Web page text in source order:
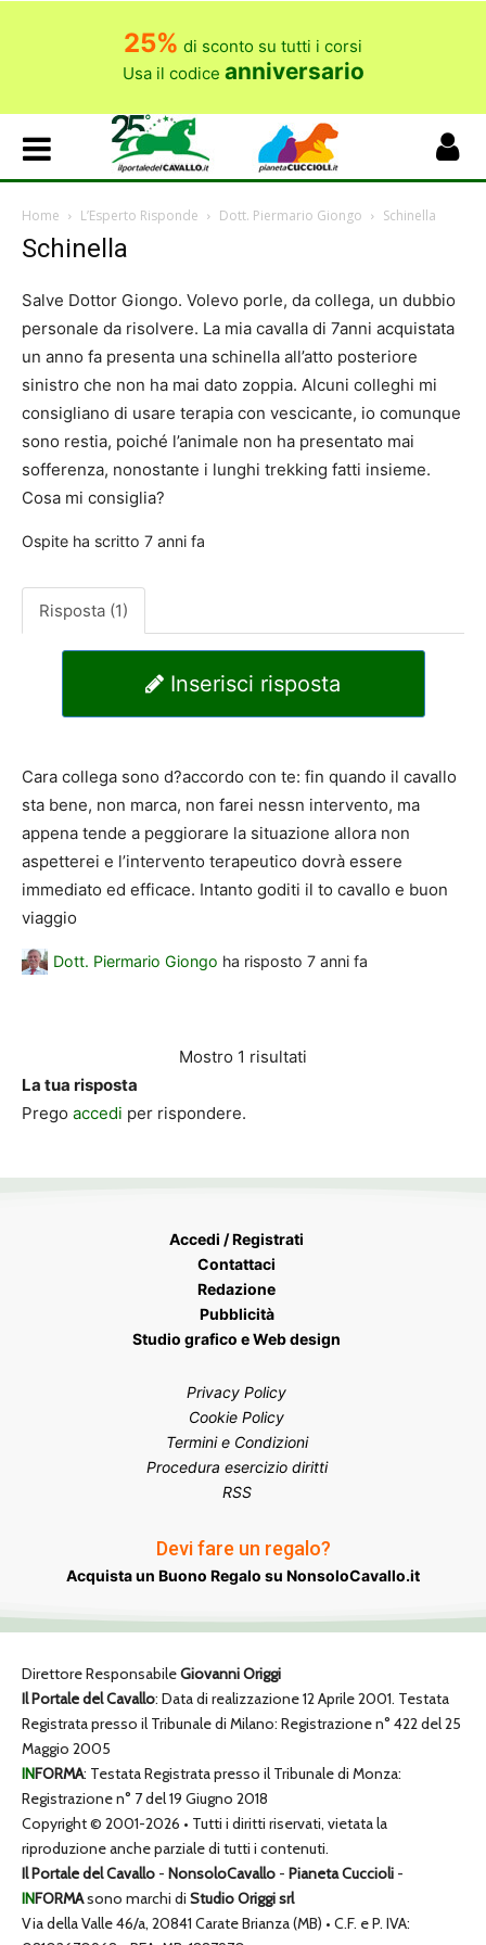
25% di sconto su tutti i corsi
Usa il codice anniversario
Home L’Esperto Risponde Dott. Piermario Giongo Schinella
Schinella
Salve Dottor Giongo. Volevo porle, da collega, un dubbio
personale da risolvere. La mia cavalla di 7anni acquistata
un anno fa presenta una schinella all’atto posteriore
sinistro che non ha mai dato zoppia. Alcuni colleghi mi
consigliano di usare terapia con vescicante, io comunque
sono restia, poiché l’animale non ha presentato mai
sofferenza, nonostante i lunghi trekking fatti insieme.
Cosa mi consiglia?
Ospite ha scritto 7 anni fa
Risposta (1)
Inserisci risposta
Cara collega sono d?accordo con te: fin quando il cavallo
sta bene, non marca, non farei nessn intervento, ma
appena tende a peggiorare la situazione allora non
aspetterei e l’intervento terapeutico dovrà essere
immediato ed efficace. Intanto goditi il to cavallo e buon
viaggio
Dott. Piermario Giongo ha risposto 7 anni fa
Mostro 1 risultati
La tua risposta
Prego accedi per rispondere.
Accedi / Registrati
Contattaci
Redazione
Pubblicità
Studio grafico e Web design
Privacy Policy
Cookie Policy
Termini e Condizioni
Procedura esercizio diritti
RSS
Devi fare un regalo?
Acquista un Buono Regalo su NonsoloCavallo.it
Direttore ResponsabileGiovanni Origgi
Il Portale del Cavallo: Data di realizzazione 12 Aprile 2001. Testata
Registrata presso il Tribunale di Milano: Registrazione n° 422 del 25
Maggio 2005
INFORMA: Testata Registrata presso il Tribunale di Monza:
Registrazione n° 7 del 19 Giugno 2018
Copyright © 2001-2026 • Tutti i diritti riservati, vietata la
riproduzione anche parziale di tutti i contenuti.
Il Portale del Cavallo - NonsoloCavallo - Pianeta Cuccioli -
INFORMAsono marchi di Studio Origgi srl
Via della Valle 46/a, 20841 Carate Brianza (MB) • C.F. e P. IVA: